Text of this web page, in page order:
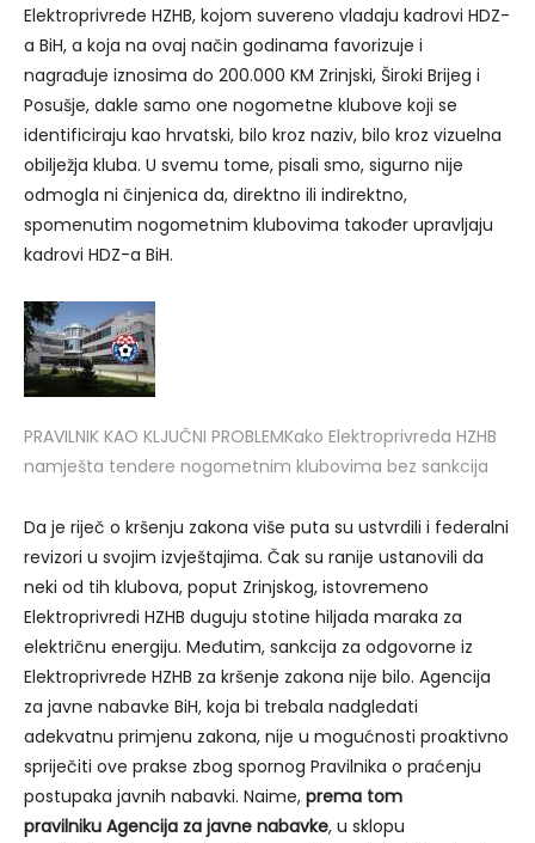
Elektroprivrede HZHB, kojom suvereno vladaju kadrovi HDZ-
a BiH, a koja na ovaj način godinama favorizuje i
nagrađuje iznosima do 200.000 KM Zrinjski, Široki Brijeg i
Posušje, dakle samo one nogometne klubove koji se
identificiraju kao hrvatski, bilo kroz naziv, bilo kroz vizuelna
obilježja kluba. U svemu tome, pisali smo, sigurno nije
odmogla ni činjenica da, direktno ili indirektno,
spomenutim nogometnim klubovima također upravljaju
kadrovi HDZ-a BiH.
PRAVILNIK KAO KLJUČNI PROBLEMKako Elektroprivreda HZHB
namješta tendere nogometnim klubovima bez sankcija
Da je riječ o kršenju zakona više puta su ustvrdili i federalni
revizori u svojim izvještajima. Čak su ranije ustanovili da
neki od tih klubova, poput Zrinjskog, istovremeno
Elektroprivredi HZHB duguju stotine hiljada maraka za
električnu energiju. Međutim, sankcija za odgovorne iz
Elektroprivrede HZHB za kršenje zakona nije bilo. Agencija
za javne nabavke BiH, koja bi trebala nadgledati
adekvatnu primjenu zakona, nije u mogućnosti proaktivno
spriječiti ove prakse zbog spornog Pravilnika o praćenju
postupaka javnih nabavki. Naime, prema tom
pravilniku Agencija za javne nabavke, u sklopu